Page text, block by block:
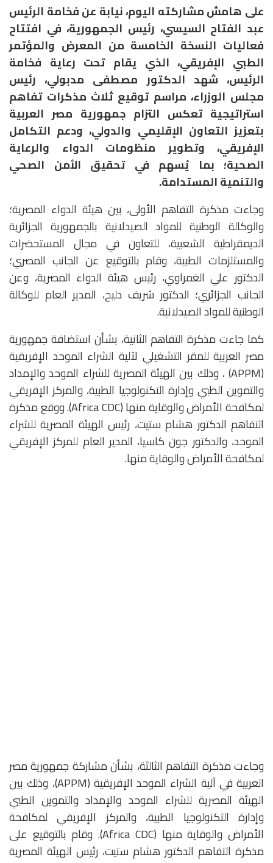
على هامش مشاركته اليوم، نيابة عن فخامة الرئيس
عبد الفتاح السيسي، رئيس الجمهورية، في افتتاح
فعاليات النسخة الخامسة من المعرض والمؤتمر
الطبي الإفريقي، الذي يقام تحت رعاية فخامة
الرئيس، شهد الدكتور مصطفى مدبولي، رئيس
مجلس الوزراء، مراسم توقيع ثلاث مذكرات تفاهم
استراتيجية تعكس التزام جمهورية مصر العربية
بتعزيز التعاون الإقليمي والدولي، ودعم التكامل
الإفريقي، وتطوير منظومات الدواء والرعاية
الصحية؛ بما يُسهم في تحقيق الأمن الصحي
والتنمية المستدامة.
وجاءت مذكرة التفاهم الأولى، بين هيئة الدواء المصرية؛
والوكالة الوطنية للمواد الصيدلانية بالجمهورية الجزائرية
الديمقراطية الشعبية، للتعاون في مجال المستحضرات
والمستلزمات الطبية، وقام بالتوقيع عن الجانب المصري؛
الدكتور علي الغمراوي، رئيس هيئة الدواء المصرية، وعن
الجانب الجزائري؛ الدكتور شريف دليح، المدير العام للوكالة
الوطنية للمواد الصيدلانية.
كما جاءت مذكرة التفاهم الثانية، بشأن استضافة جمهورية
مصر العربية للمقر التشغيلي لآلية الشراء الموحد الإفريقية
(APPM) ، وذلك بين الهيئة المصرية للشراء الموحد والإمداد
والتموين الطبي وإدارة التكنولوجيا الطبية، والمركز الإفريقي
لمكافحة الأمراض والوقاية منها (Africa CDC). ووقع مذكرة
التفاهم الدكتور هشام ستيت، رئيس الهيئة المصرية للشراء
الموحد، والدكتور جون كاسيا، المدير العام للمركز الإفريقي
لمكافحة الأمراض والوقاية منها.
وجاءت مذكرة التفاهم الثالثة، بشأن مشاركة جمهورية مصر
العربية في آلية الشراء الموحد الإفريقية (APPM)، وذلك بين
الهيئة المصرية للشراء الموحد والإمداد والتموين الطبي
وإدارة التكنولوجيا الطبية، والمركز الإفريقي لمكافحة
الأمراض والوقاية منها (Africa CDC). وقام بالتوقيع على
مذكرة التفاهم الدكتور هشام ستيت، رئيس الهيئة المصرية